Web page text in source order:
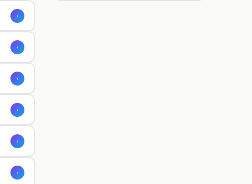
›
›
›
›
›
›